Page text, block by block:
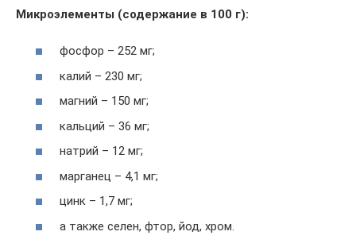
Микроэлементы (содержание в 100 г):
фосфор – 252 мг;
калий – 230 мг;
магний – 150 мг;
кальций – 36 мг;
натрий – 12 мг;
марганец – 4,1 мг;
цинк – 1,7 мг;
а также селен, фтор, йод, хром.